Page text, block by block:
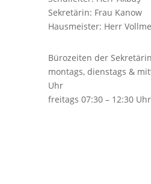
Sekretärin: Frau Kanow
Hausmeister: Herr
Bürozeiten der
montags, dienstags &
Uhr
freitags 07:30 – 12:30 Uhr